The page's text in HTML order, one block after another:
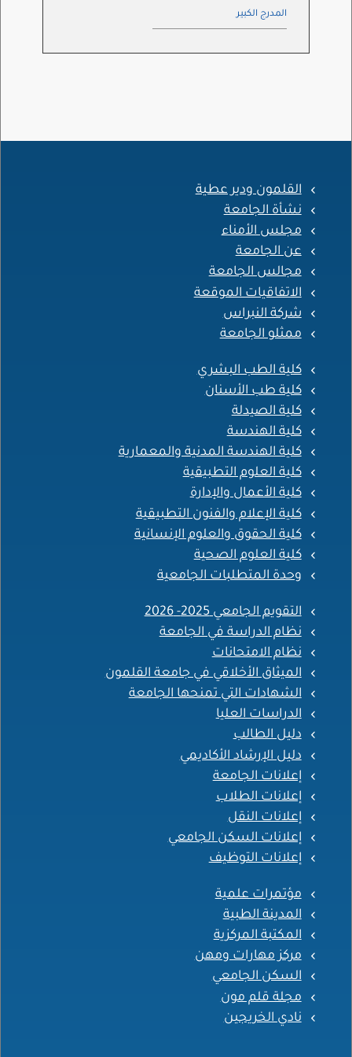
المدرج الكبير
القلمون ودير عطية
نشأة الجامعة
مجلس الأمناء
عن الجامعة
مجالس الجامعة
الاتفاقيات الموقعة
شركة النبراس
ممثلو الجامعة
كلية الطب البشري
كلية طب الأسنان
كلية الصيدلة
كلية الهندسة
كلية الهندسة المدنية والمعمارية
كلية العلوم التطبيقية
كلية الأعمال والإدارة
كلية الإعلام والفنون التطبيقية
كلية الحقوق والعلوم الإنسانية
كلية العلوم الصحية
وحدة المتطلبات الجامعية
التقويم الجامعي 2025- 2026
نظام الدراسة في الجامعة
نظام الامتحانات
الميثاق الأخلاقي في جامعة القلمون
الشهادات التي تمنحها الجامعة
الدراسات العليا
دليل الطالب
دليل الإرشاد الأكاديمي
إعلانات الجامعة
إعلانات الطلاب
إعلانات النقل
إعلانات السكن الجامعي
إعلانات التوظيف
مؤتمرات علمية
المدينة الطبية
المكتبة المركزية
مركز مهارات ومهن
السكن الجامعي
مجلة قلم مون
نادي الخريجين